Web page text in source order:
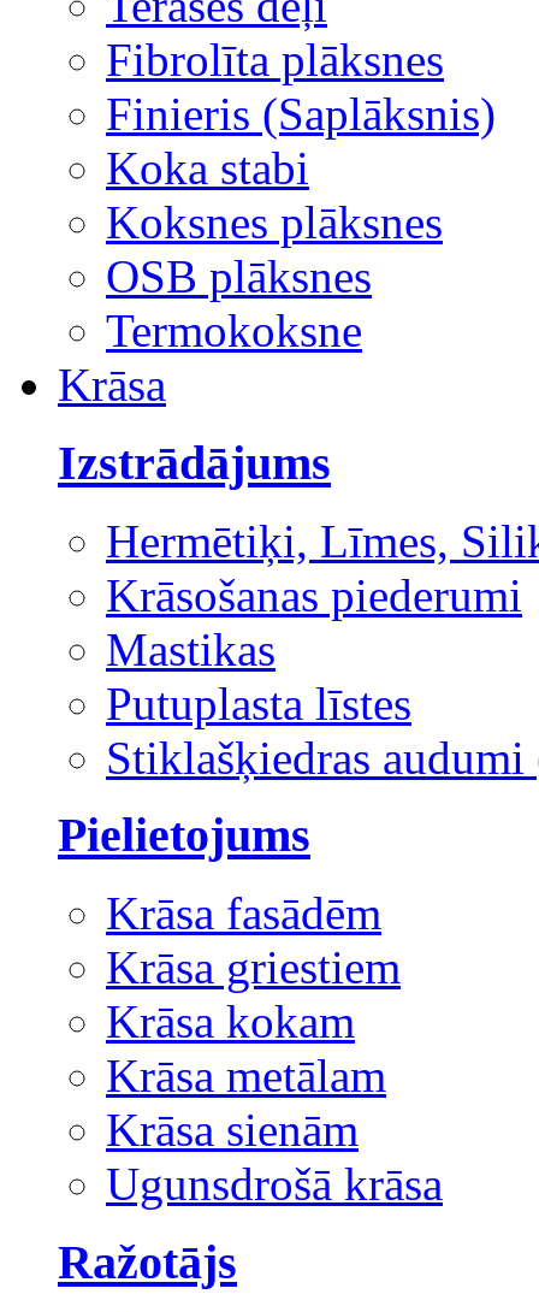
Fibrolīta plāksnes
Finieris (Saplāksnis)
Koka stabi
Koksnes plāksnes
OSB plāksnes
Termokoksne
Krāsa
Izstrādājums
Hermētiķi, Līmes,
Krāsošanas piederumi
Mastikas
Putuplasta līstes
Stiklašķiedras audumi
Pielietojums
Krāsa fasādēm
Krāsa griestiem
Krāsa kokam
Krāsa metālam
Krāsa sienām
Ugunsdrošā krāsa
Ražotājs